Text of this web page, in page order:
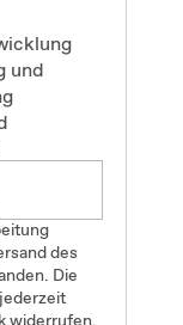
und
des
Die